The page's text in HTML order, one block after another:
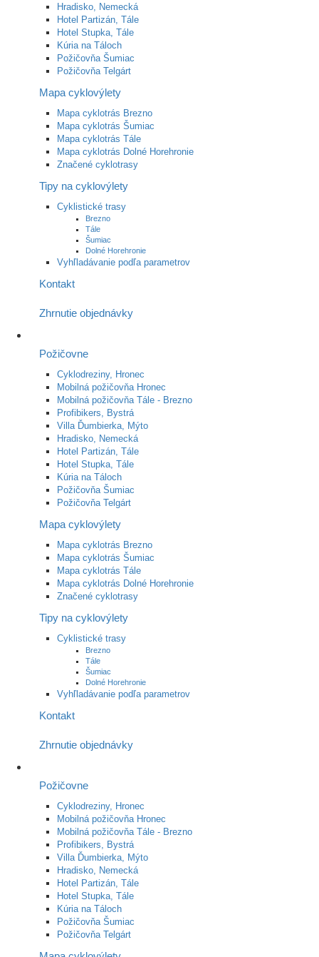
Hradisko, Nemecká
Hotel Partizán, Tále
Hotel Stupka, Tále
Kúria na Táloch
Požičovňa Šumiac
Požičovňa Telgárt
Mapa cyklovýlety
Mapa cyklotrás Brezno
Mapa cyklotrás Šumiac
Mapa cyklotrás Tále
Mapa cyklotrás Dolné Horehronie
Značené cyklotrasy
Tipy na cyklovýlety
Cyklistické trasy
Brezno
Tále
Šumiac
Dolné Horehronie
Vyhľladávanie podľa parametrov
Kontakt
Zhrnutie objednávky
Požičovne
Cyklodreziny, Hronec
Mobilná požičovňa Hronec
Mobilná požičovňa Tále - Brezno
Profibikers, Bystrá
Villa Ďumbierka, Mýto
Hradisko, Nemecká
Hotel Partizán, Tále
Hotel Stupka, Tále
Kúria na Táloch
Požičovňa Šumiac
Požičovňa Telgárt
Mapa cyklovýlety
Mapa cyklotrás Brezno
Mapa cyklotrás Šumiac
Mapa cyklotrás Tále
Mapa cyklotrás Dolné Horehronie
Značené cyklotrasy
Tipy na cyklovýlety
Cyklistické trasy
Brezno
Tále
Šumiac
Dolné Horehronie
Vyhľladávanie podľa parametrov
Kontakt
Zhrnutie objednávky
Požičovne
Cyklodreziny, Hronec
Mobilná požičovňa Hronec
Mobilná požičovňa Tále - Brezno
Profibikers, Bystrá
Villa Ďumbierka, Mýto
Hradisko, Nemecká
Hotel Partizán, Tále
Hotel Stupka, Tále
Kúria na Táloch
Požičovňa Šumiac
Požičovňa Telgárt